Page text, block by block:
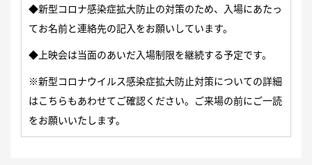
◆新型コロナ感染症拡大防止の対策のため、入場にあたっ
てお名前と連絡先の記入をお願いしています。
◆上映会は当面のあいだ入場制限を継続する予定です。
※新型コロナウイルス感染症拡大防止対策についての詳細
はこちらもあわせてご確認ください。ご来場の前にご一読
をお願いいたします。